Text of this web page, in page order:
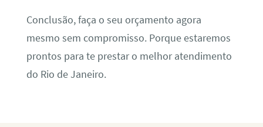
Conclusão, faça o seu orçamento agora
mesmo sem compromisso. Porque estaremos
prontos para te prestar o melhor atendimento
do Rio de Janeiro.